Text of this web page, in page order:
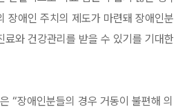
장애인 주치의 제도가 마련돼 장애인분
료와 건강관리를 받을 수 있기를 기대한
“장애인분들의 경우 거동이 불편해 의